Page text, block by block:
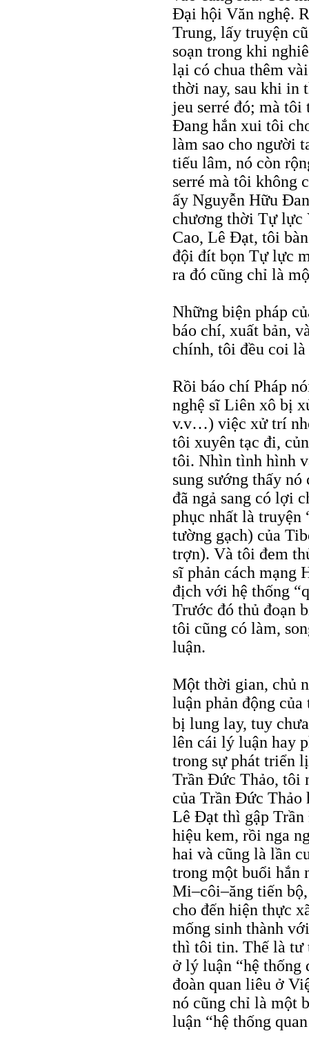
Đại hội Văn nghệ.
Trung, lấy truyện
soạn trong khi
lại có chua thêm
thời nay, sau khi in
jeu serré đó; mà
Đang hắn xui tôi
làm sao cho người
tiếu lâm, nó còn
serré mà tôi không
ấy Nguyễn Hữu
chương thời Tự lực
Cao, Lê Đạt, tôi
đội đít bọn Tự lực
ra đó cũng chỉ là
Những biện pháp
báo chí, xuất bản,
chính, tôi đều coi
Rồi báo chí Pháp
nghệ sĩ Liên xô bị
v.v…) việc xử trí
tôi xuyên tạc đi,
tôi. Nhìn tình hình
sung sướng thấy
đã ngả sang có lợi
phục nhất là truyện
tường gạch) của
trợn). Và tôi đem
sĩ phản cách mạng
địch với hệ thống
Trước đó thủ đoạn
tôi cũng có làm,
luận.
Một thời gian, chủ
luận phản động
bị lung lay, tuy
lên cái lý luận hay
trong sự phát triển
Trần Đức Thảo, tôi
của Trần Đức
Lê Đạt thì gập Trần
hiệu kem, rồi nga
hai và cũng là lần
trong một buổi hắn
Mi–côi–ăng tiến
cho đến hiện thực
mống sinh thành
thì tôi tin. Thế là tư
ở lý luận “hệ thống
đoàn quan liêu ở
nó cũng chỉ là một
luận “hệ thống